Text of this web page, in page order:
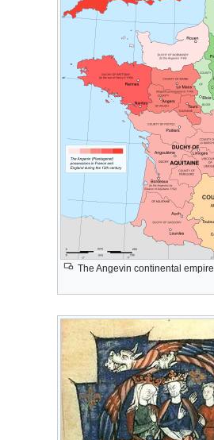
The Angevin continental